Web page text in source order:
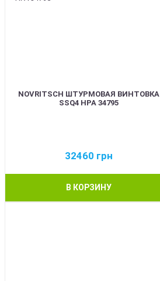
NOVRITSCH ШТУРМОВАЯ ВИНТОВКА
SSQ4 HPA 34795
32460 грн
В КОРЗИНУ